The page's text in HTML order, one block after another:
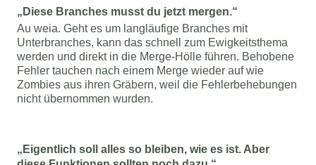
„Diese Branches musst du jetzt mergen.“
Au weia. Geht es um langläufige Branches mit
Unterbranches, kann das schnell zum Ewigkeitsthema
werden und direkt in die Merge-Hölle führen. Behobene
Fehler tauchen nach einem Merge wieder auf wie
Zombies aus ihren Gräbern, weil die Fehlerbehebungen
nicht übernommen wurden.
„Eigentlich soll alles so bleiben, wie es ist. Aber